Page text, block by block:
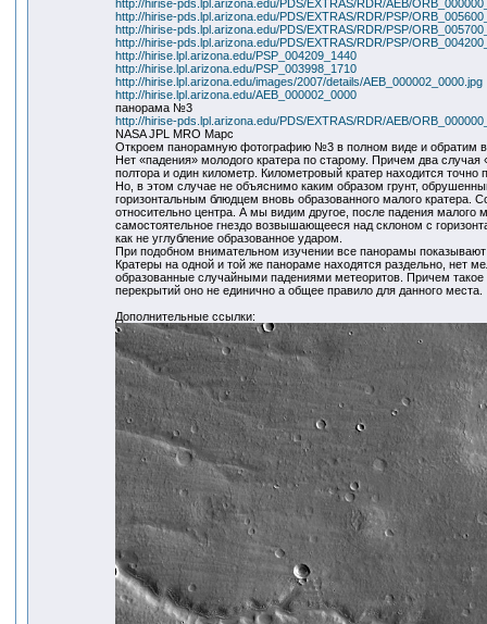
http://hirise-pds.lpl.arizona.edu/PDS/EXTRAS/RDR/AEB/
http://hirise-pds.lpl.arizona.edu/PDS/EXTRAS/RDR/PSP/
http://hirise-pds.lpl.arizona.edu/PDS/EXTRAS/RDR/PSP/
http://hirise-pds.lpl.arizona.edu/PDS/EXTRAS/RDR/PSP/
http://hirise.lpl.arizona.edu/PSP_004209_1440
http://hirise.lpl.arizona.edu/PSP_003998_1710
http://hirise.lpl.arizona.edu/images/2007/details/AEB_000002_0000.jpg
http://hirise.lpl.arizona.edu/AEB_000002_0000
панорама №3
http://hirise-pds.lpl.arizona.edu/PDS/EXTRAS/RDR/AEB/
NASA JPL MRO Марс
Откроем панорамную фотографию №3 в полном виде и обратим
Нет «падения» молодого кратера по старому. Причем два
полтора и один километр. Километровый кратер находится точно
Но, в этом случае не объяснимо каким образом грунт,
горизонтальным блюдцем вновь образованного малого кратера.
относительно центра. А мы видим другое, после падения малого
самостоятельное гнездо возвышающееся над склоном с
как не углубление образованное ударом.
При подобном внимательном изучении все панорамы
Кратеры на одной и той же панораме находятся раздельно, нет
образованные случайными падениями метеоритов. Причем такое
перекрытий оно не единично а общее правило для данного места.
Дополнительные ссылки: